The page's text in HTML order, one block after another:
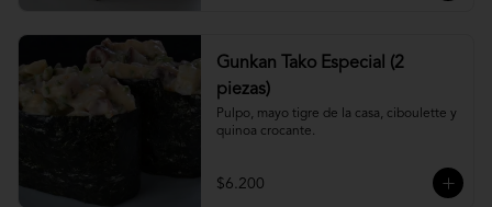
Gunkan Tako Especial (2
piezas)
Pulpo, mayo tigre de la casa, ciboulette y
quinoa crocante.
$6.200